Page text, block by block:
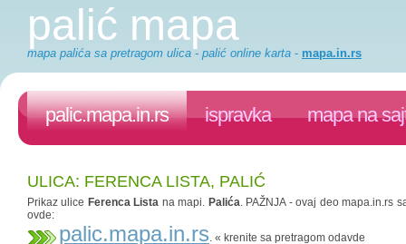
palić mapa
mapa palića sa pretragom ulica - palić online karta - mapa.in.rs
palic.mapa.in.rs ispravka mapa na
ULICA: FERENCA LISTA, PALIĆ
Prikaz ulice Ferenca Lista na mapi. Palića. PAŽNJA - ovaj deo mapa.in.rs
ovde:
palic.mapa.in.rs. « krenite sa pretragom odavde